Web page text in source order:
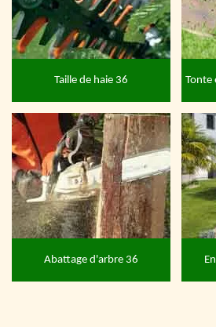
Taille de haie 36 Tonte
Abattage d'arbre 36